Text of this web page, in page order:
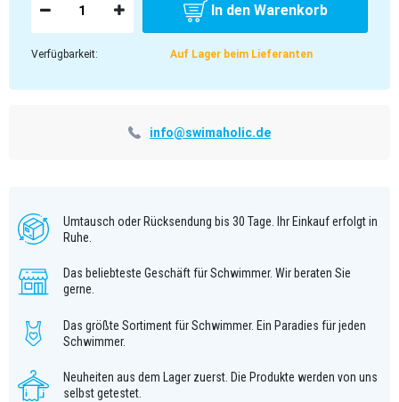
In den Warenkorb
Verfügbarkeit: Auf Lager beim Lieferanten
info@swimaholic.de
Umtausch oder Rücksendung bis 30 Tage. Ihr Einkauf erfolgt in
Ruhe.
Das beliebteste Geschäft für Schwimmer. Wir beraten Sie
gerne.
Das größte Sortiment für Schwimmer. Ein Paradies für jeden
Schwimmer.
Neuheiten aus dem Lager zuerst. Die Produkte werden von uns
selbst getestet.